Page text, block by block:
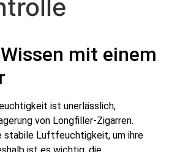
mit einem
ist unerlässlich,
von Longfiller-Zigarren.
stabile Luftfeuchtigkeit, um ihre